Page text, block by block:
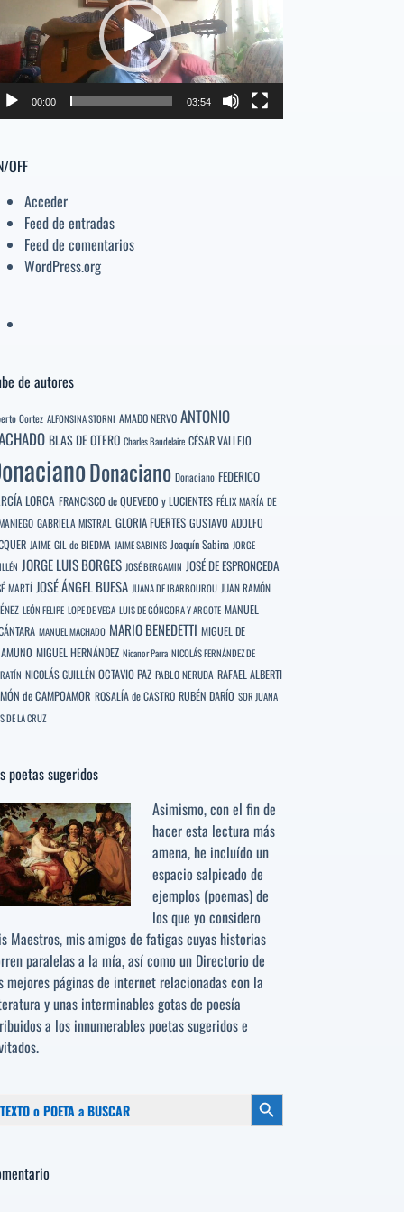
volumen.
00:00 03:54
OFF
Acceder
Feed de entradas
Feed de comentarios
WordPress.org
de autores
Cortez ALFONSINA STORNI AMADO NERVO ANTONIO
BLAS DE OTERO Charles Baudelaire CÉSAR VALLEJO
Donaciano Donaciano FEDERICO
LORCA FRANCISCO de QUEVEDO y LUCIENTES FÉLIX MARÍA DE
GABRIELA MISTRAL GLORIA FUERTES GUSTAVO ADOLFO
JAIME GIL de BIEDMA JAIME SABINES Joaquín Sabina JORGE
JORGE LUIS BORGES JOSÉ BERGAMIN JOSÉ DE ESPRONCEDA
MARTÍ JOSÉ ÁNGEL BUESA JUANA DE IBARBOUROU JUAN RAMÓN
LEÓN FELIPE LOPE DE VEGA LUIS DE GÓNGORA Y ARGOTE MANUEL
MANUEL MACHADO MARIO BENEDETTI MIGUEL DE
MIGUEL HERNÁNDEZ Nicanor Parra NICOLÁS FERNÁNDEZ DE
NICOLÁS GUILLÉN OCTAVIO PAZ PABLO NERUDA RAFAEL ALBERTI
de CAMPOAMOR ROSALÍA de CASTRO RUBÉN DARÍO SOR JUANA
DE LA CRUZ
poetas sugeridos
Asimismo, con el fin de
hacer esta lectura más
amena, he incluído un
espacio salpicado de
ejemplos (poemas) de
los que yo considero
Maestros, mis amigos de fatigas cuyas historias
paralelas a la mía, así como un Directorio de
mejores páginas de internet relacionadas con la
y unas interminables gotas de poesía
a los innumerables poetas sugeridose
Botón de búsqueda